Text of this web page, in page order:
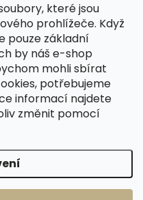
které jsou
prohlížeče. Když
pouze základní
by náš e-shop
mohli sbírat
potřebujeme
informací najdete
změnit pomocí
spongr.cz